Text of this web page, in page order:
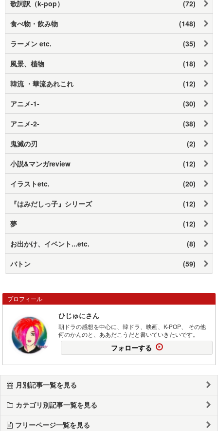
歌詞訳（k-pop） (72)
食べ物・飲み物 (148)
ラーメン etc. (35)
風景、植物 (18)
韓流 ・華流あれこれ (12)
アニメ-1- (30)
アニメ-2- (38)
鬼滅の刃 (2)
小説&マンガreview (12)
イラストetc. (20)
『はみだしっ子』シリーズ (12)
夢 (12)
お出かけ、イベント...etc. (8)
バトン (59)
プロフィール
ひじゅにさん
朝ドラの感想を中心に、韓ドラ、映画、K-POP、 その他
何のかんのと、ああだこうだと書いていきたいです。
フォローする
月別記事一覧を見る
カテゴリ別記事一覧を見る
フリーページ一覧を見る